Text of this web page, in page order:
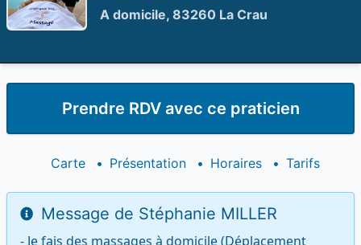
A domicile, 83260 La Crau
Prendre RDV avec ce praticien
Carte • Présentation • Horaires • Tarifs
Message de Stéphanie MILLER
- Je fais des massages à domicile (Déplacement